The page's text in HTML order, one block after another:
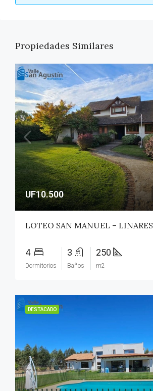
Propiedades Similares
UF10.500
LOTEO SAN MANUEL – LINARES
4
Dormitorios
3
Baños
250
m2
DESTACADO